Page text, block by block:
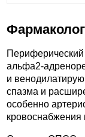
Периферический
альфа2-
и
спазма и
особенно